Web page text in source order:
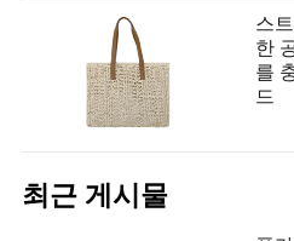
스
한
를
드
최근 게시물